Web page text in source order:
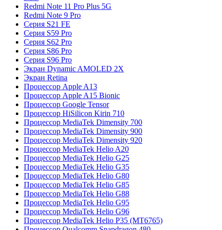
Redmi Note 11 Pro Plus 5G
Redmi Note 9 Pro
Серия S21 FE
Серия S59 Pro
Серия S62 Pro
Серия S86 Pro
Серия S96 Pro
Экран Dynamic AMOLED 2X
Экран Retina
Процессор Apple A13
Процессор Apple A15 Bionic
Процессор Google Tensor
Процессор HiSilicon Kirin 710
Процессор MediaTek Dimensity 700
Процессор MediaTek Dimensity 900
Процессор MediaTek Dimensity 920
Процессор MediaTek Helio A20
Процессор MediaTek Helio G25
Процессор MediaTek Helio G35
Процессор MediaTek Helio G80
Процессор MediaTek Helio G85
Процессор MediaTek Helio G88
Процессор MediaTek Helio G95
Процессор MediaTek Helio G96
Процессор MediaTek Helio P35 (MT6765)